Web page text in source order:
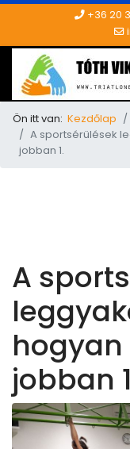
+36 20
Ön itt van: Kezdőlap
A sportsérülések
jobban 1.
A
jobban